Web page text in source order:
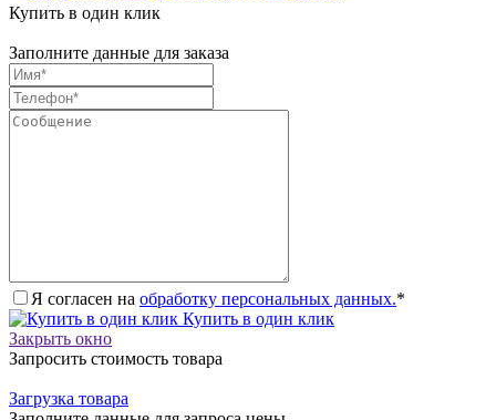
Купить в один клик
Заполните данные для заказа
Я согласен на обработку персональных данных.*
Купить в один клик
Закрыть окно
Запросить стоимость товара
Загрузка товара